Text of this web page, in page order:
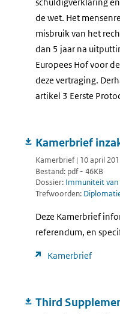
de wet. Het
misbruik van het
dan 5 jaar na
Europees Hof voor
deze vertraging.
artikel 3 Eerste
Kamerbrief
Kamerbrief | 10 april
Bestand: pdf - 46KB
Dossier: Immuniteit van
Trefwoorden:
Deze Kamerbrief
referendum, en
Kamerbrief
Third